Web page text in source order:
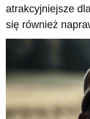
atrakcyjniejsze
się również